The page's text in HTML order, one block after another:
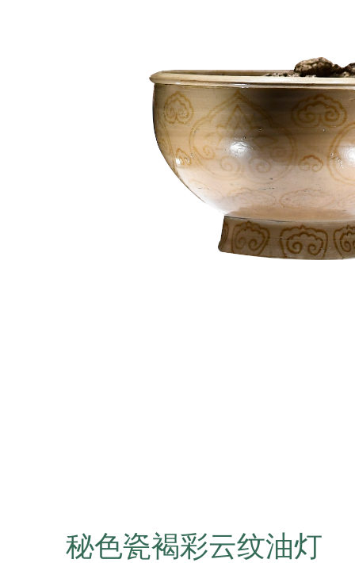
秘色瓷褐彩云纹油灯